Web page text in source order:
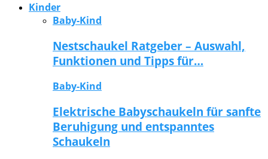
Kinder
Baby-Kind
Nestschaukel Ratgeber – Auswahl,
Funktionen und Tipps für…
Baby-Kind
Elektrische Babyschaukeln für sanfte
Beruhigung und entspanntes
Schaukeln